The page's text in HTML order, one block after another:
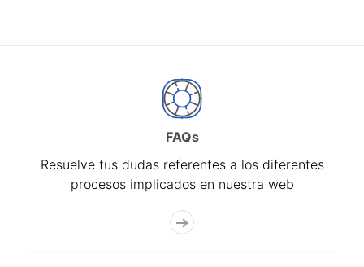
FAQs
Resuelve tus dudas referentes a los diferentes
procesos implicados en nuestra web